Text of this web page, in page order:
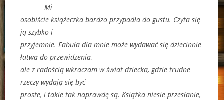
Mi
osobiście książeczka bardzo przypadła do gustu. Czyta się
ją szybko i
przyjemnie. Fabuła dla mnie może wydawać się dziecinnie
łatwa do przewidzenia,
ale z radością wkraczam w świat dziecka, gdzie trudne
rzeczy wydają się być
proste, i takie tak naprawdę są. Książka niesie przesłanie,